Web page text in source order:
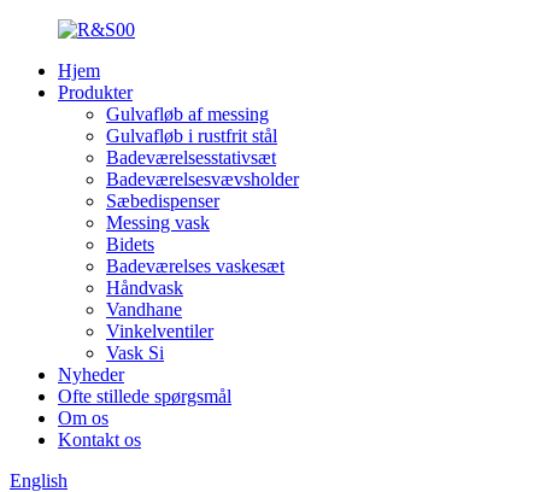
Hjem
Produkter
Gulvafløb af messing
Gulvafløb i rustfrit stål
Badeværelsesstativsæt
Badeværelsesvævsholder
Sæbedispenser
Messing vask
Bidets
Badeværelses vaskesæt
Håndvask
Vandhane
Vinkelventiler
Vask Si
Nyheder
Ofte stillede spørgsmål
Om os
Kontakt os
English